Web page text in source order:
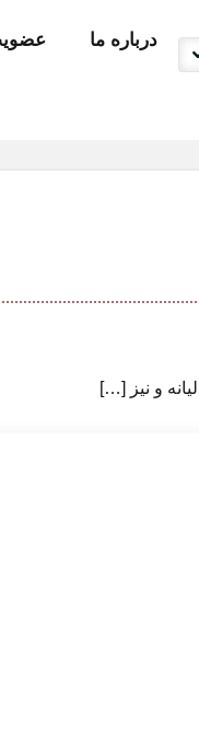
درباره ما
و نیز […]